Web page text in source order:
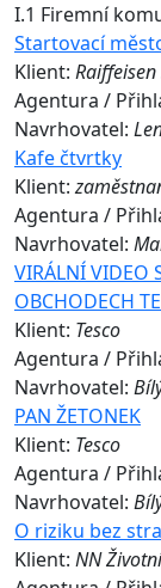
I.1 Firemní
Startovací
Klient:
Agentura /
Navrhovatel:
Kafe čtvrtky
Klient:
Agentura /
Navrhovatel:
VIRÁLNÍ VIDEO
OBCHODECH
Klient: Tesco
Agentura /
Navrhovatel:
PAN ŽETONEK
Klient: Tesco
Agentura /
Navrhovatel:
O riziku bez
Klient: NN